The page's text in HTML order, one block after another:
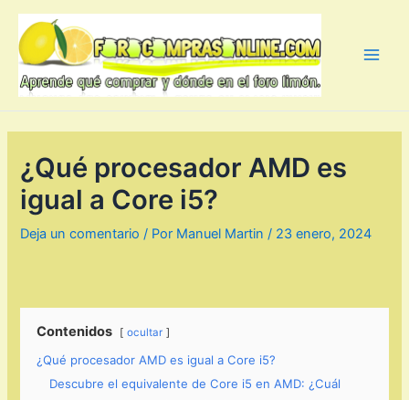
contenido
¿Qué procesador AMD es
igual a Core i5?
Deja un comentario / Por Manuel Martin / 23 enero, 2024
Contenidos ocultar
¿Qué procesador AMD es igual a Core i5?
Descubre el equivalente de Core i5 en AMD: ¿Cuál